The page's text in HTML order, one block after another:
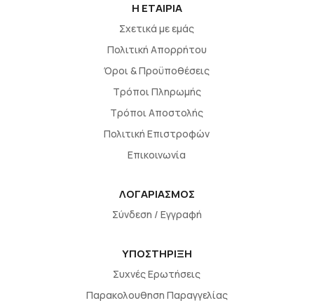
H EΤΑΙΡΙΑ
Σχετικά με εμάς
Πολιτική Απορρήτου
Όροι & Προϋποθέσεις
Τρόποι Πληρωμής
Τρόποι Αποστολής
Πολιτική Επιστροφών
Επικοινωνία
ΛΟΓΑΡΙΑΣΜΟΣ
Σύνδεση / Εγγραφή
ΥΠΟΣΤΗΡΙΞΗ
Συχνές Ερωτήσεις
Παρακολουθηση Παραγγελίας